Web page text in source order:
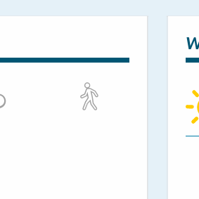
Höhe von 85 cm abgesenkt, aber
Speisebereich) führen: 151 cm